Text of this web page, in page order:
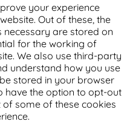
your experience
Out of these, the
are stored on
for the working of
We also use third-party
understand how you use
stored in your browser
have the option to opt-out
some of these cookies